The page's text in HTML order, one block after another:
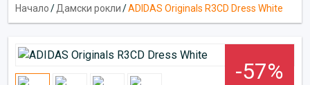
Начало/Дамски рокли/ADIDAS Originals R3CD Dress White
-57%